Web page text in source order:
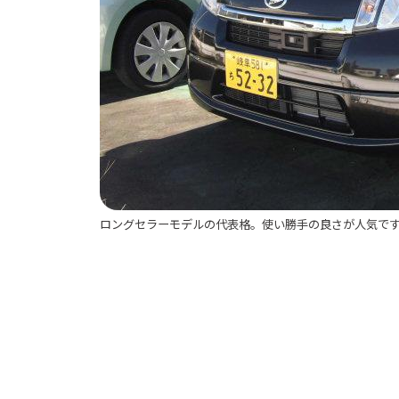
ロングセラーモデルの代表格。使い勝手の良さが人気で